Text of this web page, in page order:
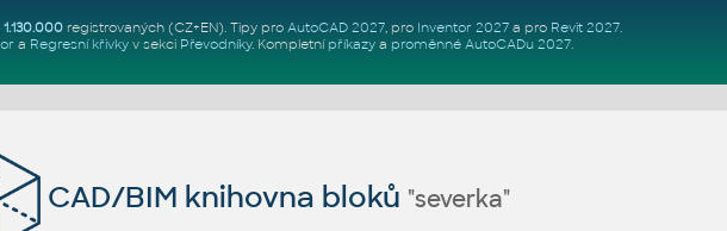
1.130.000registrovaných (CZ+EN). Tipy pro AutoCAD 2027, pro Inventor 2027a pro Revit 2027.
a Regresní křivkyv sekci Převodníky. Kompletní příkazya proměnné AutoCADu 2027.
CAD/BIM knihovna bloků "severka"